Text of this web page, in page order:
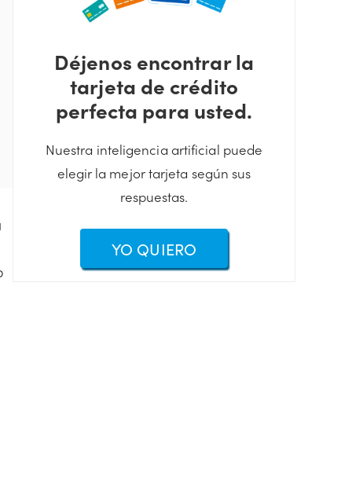
Déjenos encontrar la
tarjeta de crédito
perfecta para usted.
Nuestra inteligencia artificial puede
elegir la mejor tarjeta según sus
respuestas.
YO QUIERO